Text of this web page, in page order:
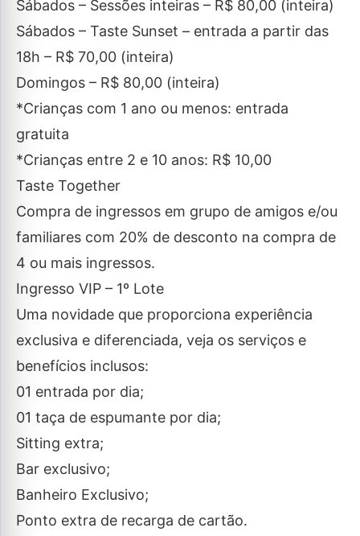
Sábados – Sessões inteiras – R$ 80,00 (inteira)
Sábados – Taste Sunset – entrada a partir das
18h – R$ 70,00 (inteira)
Domingos – R$ 80,00 (inteira)
*Crianças com 1 ano ou menos: entrada
gratuita
*Crianças entre 2 e 10 anos: R$ 10,00
Taste Together
Compra de ingressos em grupo de amigos e/ou
familiares com 20% de desconto na compra de
4 ou mais ingressos.
Ingresso VIP – 1º Lote
Uma novidade que proporciona experiência
exclusiva e diferenciada, veja os serviços e
benefícios inclusos:
01 entrada por dia;
01 taça de espumante por dia;
Sitting extra;
Bar exclusivo;
Banheiro Exclusivo;
Ponto extra de recarga de cartão.